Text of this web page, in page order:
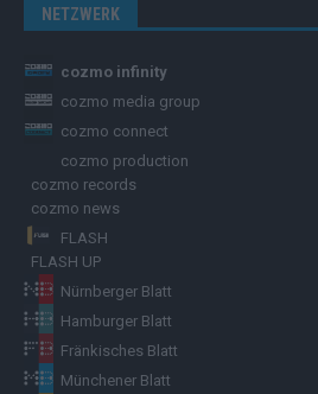
NETZWERK
cozmo infinity
cozmo media group
cozmo connect
cozmo production
cozmo records
cozmo news
FLASH
FLASH UP
Nürnberger Blatt
Hamburger Blatt
Fränkisches Blatt
Münchener Blatt